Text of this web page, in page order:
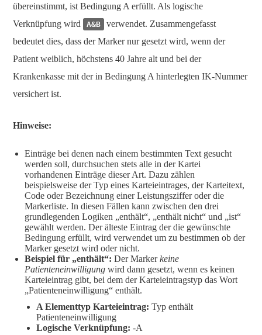
übereinstimmt, ist Bedingung A erfüllt. Als logische
Verknüpfung wird
A&B
verwendet. Zusammengefasst
bedeutet dies, dass der Marker nur gesetzt wird, wenn der
Patient weiblich, höchstens 40 Jahre alt und bei der
Krankenkasse mit der in Bedingung A hinterlegten IK-Nummer
versichert ist.
Hinweise:
Einträge bei denen nach einem bestimmten Text gesucht
werden soll, durchsuchen stets alle in der Kartei
vorhandenen Einträge dieser Art. Dazu zählen
beispielsweise der Typ eines Karteieintrages, der Karteitext,
Code oder Bezeichnung einer Leistungsziffer oder die
Markerliste. In diesen Fällen kann zwischen den drei
grundlegenden Logiken „enthält“, „enthält nicht“ und „ist“
gewählt werden. Der älteste Eintrag der die gewünschte
Bedingung erfüllt, wird verwendet um zu bestimmen ob der
Marker gesetzt wird oder nicht.
Beispiel für „enthält“: Der Markerkeine
Patienteneinwilligung wird dann gesetzt, wenn es keinen
Karteieintrag gibt, bei dem der Karteieintragstyp das Wort
„Patienteneinwilligung“ enthält.
A Elementtyp Karteieintrag: Typ enthält
Patienteneinwilligung
Logische Verknüpfung: -A